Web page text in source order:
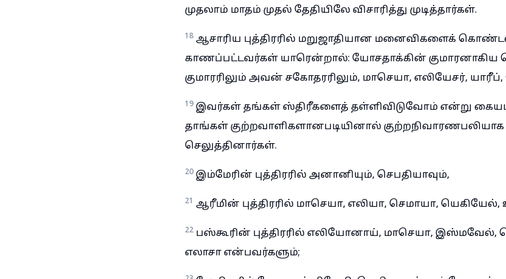
முதலாம் மாதம் முதல் தேதியிலே விசாரித்து முடித்தார்கள்.
18 ஆசாரிய புத்திரரில் மறுஜாதியான மனைவிகளைக்
காணப்பட்டவர்கள் யாரென்றால்: யோசதாக்கின் குமாரனாகிய
குமாரரிலும் அவன் சகோதரரிலும், மாசெயா, எலியேசர்,
19 இவர்கள் தங்கள் ஸ்திரீகளைத் தள்ளிவிடுவோம் என்று
தாங்கள் குற்றவாளிகளானபடியினால்
செலுத்தினார்கள்.
20 இம்மேரின் புத்திரரில் அனானியும், செபதியாவும்,
21 ஆரீமின் புத்திரரில் மாசெயா, எலியா, செமாயா,
22 பஸ்கூரின் புத்திரரில் எலியோனாய், மாசெயா,
எலாசா என்பவர்களும்;